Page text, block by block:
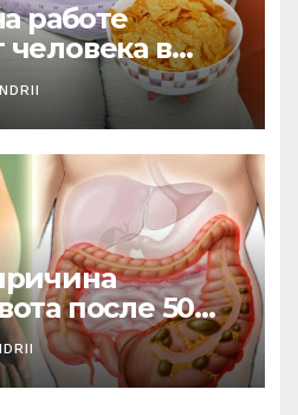
работе
в
вот в чем дело!
после 50
обращают на
когда